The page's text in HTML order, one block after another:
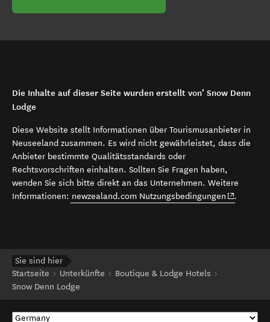
Die Inhalte auf dieser Seite wurden erstellt von’ Snow Denn
Lodge
Diese Website stellt Informationen über Tourismusanbieter in
Neuseeland zusammen. Es wird nicht gewährleistet, dass die
Anbieter bestimmte Qualitätsstandards oder
Rechtsvorschriften einhalten. Sollten Sie Fragen haben,
wenden Sie sich bitte direkt an das Unternehmen. Weitere
Informationen: newzealand.com Nutzungsbedingungen (opens in
.
Sie sind hier
Startseite
Unterkünfte
Boutique & Lodge Hotels
Snow Denn Lodge